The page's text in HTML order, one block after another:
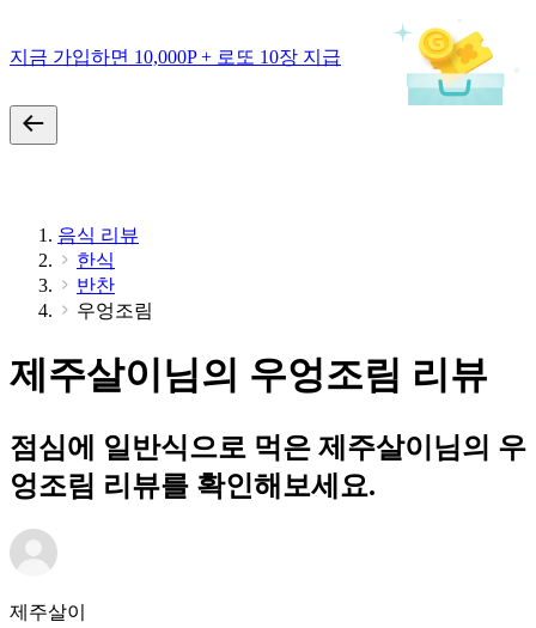
지금 가입하면 10,000P + 로또 10장 지급
음식 리뷰
한식
반찬
우엉조림
제주살이님의 우엉조림 리뷰
점심에 일반식으로 먹은 제주살이님의 우
엉조림 리뷰를 확인해보세요.
제주살이